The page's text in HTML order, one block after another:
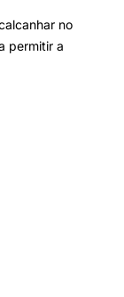
no
permitir a